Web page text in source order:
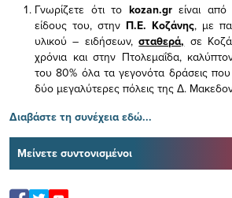
Γνωρίζετε ότι το kozan.gr είναι
είδους του, στην Π.Ε. Κοζάνης, με
υλικού – ειδήσεων,σταθερά, σε
χρόνια και στην Πτολεμαΐδα,
του 80% όλα τα γεγονότα δράσεις
δύο μεγαλύτερες πόλεις της Δ.
Διαβάστε τη συνέχεια εδώ...
Μείνετε συντονισμένοι